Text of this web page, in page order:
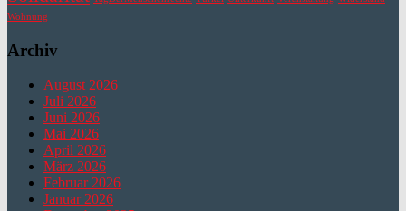
Wohnung
Archiv
August 2026
Juli 2026
Juni 2026
Mai 2026
April 2026
März 2026
Februar 2026
Januar 2026